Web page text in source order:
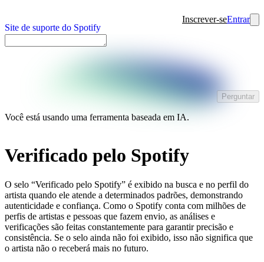
Site de suporte do Spotify
Inscrever-seEntrar
Perguntar
Você está usando uma ferramenta baseada em IA.
Verificado pelo Spotify
O selo “Verificado pelo Spotify” é exibido na busca e no perfil do
artista quando ele atende a determinados padrões, demonstrando
autenticidade e confiança. Como o Spotify conta com milhões de
perfis de artistas e pessoas que fazem envio, as análises e
verificações são feitas constantemente para garantir precisão e
consistência. Se o selo ainda não foi exibido, isso não significa que
o artista não o receberá mais no futuro.